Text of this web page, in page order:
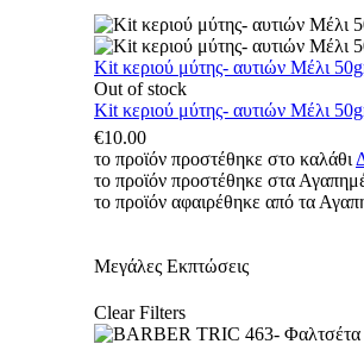
Kit κεριού μύτης- αυτιών Μέλι
Out of stock
Kit κεριού μύτης- αυτιών Μέλι
€10.00
το προϊόν προστέθηκε στο καλάθι
το προϊόν προστέθηκε στα
το προϊόν αφαιρέθηκε από τα
Μεγάλες Εκπτώσεις
Clear Filters